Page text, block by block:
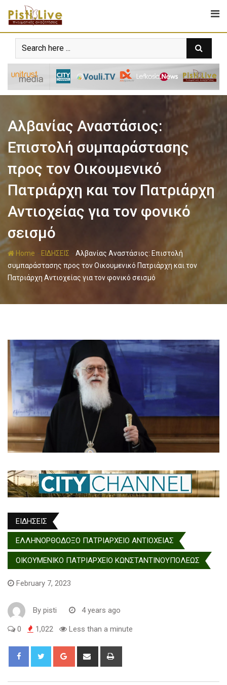
Αλβανίας Αναστάσιος:
Επιστολή συμπαράστασης
προς τον Οικουμενικό
Πατριάρχη και τον Πατριάρχη
Αντιοχείας για τον φονικό
σεισμό
Home - ΕΙΔΗΣΕΙΣ -Αλβανίας Αναστάσιος: Επιστολή
συμπαράστασης προς τον Οικουμενικό Πατριάρχη και τον
Πατριάρχη Αντιοχείας για τον φονικό σεισμό
ΕΙΔΗΣΕΙΣ
ΕΛΛΗΝΟΡΘΟΔΟΞΟ ΠΑΤΡΙΑΡΧΕΙΟ ΑΝΤΙΟΧΕΙΑΣ
ΟΙΚΟΥΜΕΝΙΚΟ ΠΑΤΡΙΑΡΧΕΙΟ ΚΩΝΣΤΑΝΤΙΝΟΥΠΟΛΕΩΣ
February 7, 2023
By pisti 4 years ago
0 1,022 Less than a minute